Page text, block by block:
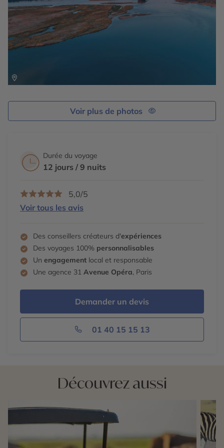
Voir plus de photos
Durée du voyage
12 jours / 9 nuits
5,0/5
Voir tous les avis
Des conseillers créateurs d'expériences
Des voyages 100% personnalisables
Un engagement local et responsable
Une agence 31 Avenue Opéra, Paris
Demander un devis
01 40 15 15 13
Découvrez aussi